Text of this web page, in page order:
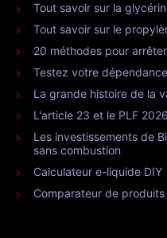
Tout savoir sur la
Tout savoir sur le
20 méthodes pour
Testez votre
La grande histoire de la
L'article 23 et le PLF
Les investissements de
sans combustion
Calculateur e-liquide DIY
Comparateur de produits